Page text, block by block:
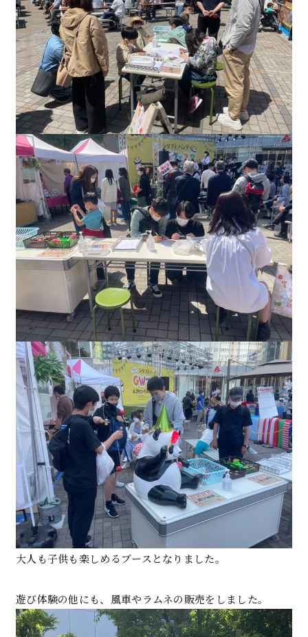
大人も子供も楽しめるブースとなりました。
遊び体験の他にも、風車やラムネの販売をしました。